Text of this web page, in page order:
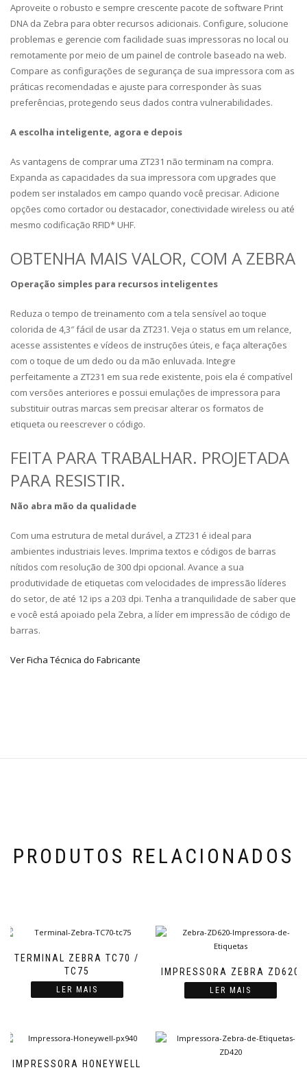
Aproveite o robusto e sempre crescente pacote de software Print
DNA da Zebra para obter recursos adicionais. Configure, solucione
problemas e gerencie com facilidade suas impressoras no local ou
remotamente por meio de um painel de controle baseado na web.
Compare as configurações de segurança de sua impressora com as
práticas recomendadas e ajuste para corresponder às suas
preferências, protegendo seus dados contra vulnerabilidades.
A escolha inteligente, agora e depois
As vantagens de comprar uma ZT231 não terminam na compra.
Expanda as capacidades da sua impressora com upgrades que
podem ser instalados em campo quando você precisar. Adicione
opções como cortador ou destacador, conectividade wireless ou até
mesmo codificação RFID* UHF.
OBTENHA MAIS VALOR, COM A ZEBRA
Operação simples para recursos inteligentes
Reduza o tempo de treinamento com a tela sensível ao toque
colorida de 4,3″ fácil de usar da ZT231. Veja o status em um relance,
acesse assistentes e vídeos de instruções úteis, e faça alterações
com o toque de um dedo ou da mão enluvada. Integre
perfeitamente a ZT231 em sua rede existente, pois ela é compatível
com versões anteriores e possui emulações de impressora para
substituir outras marcas sem precisar alterar os formatos de
etiqueta ou reescrever o código.
FEITA PARA TRABALHAR. PROJETADA
PARA RESISTIR.
Não abra mão da qualidade
Com uma estrutura de metal durável, a ZT231 é ideal para
ambientes industriais leves. Imprima textos e códigos de barras
nítidos com resolução de 300 dpi opcional. Avance a sua
produtividade de etiquetas com velocidades de impressão líderes
do setor, de até 12 ips a 203 dpi. Tenha a tranquilidade de saber que
e você está apoiado pela Zebra, a líder em impressão de código de
barras.
Ver Ficha Técnica do Fabricante
PRODUTOS RELACIONADOS
TERMINAL ZEBRA TC70 /
TC75
LER MAIS
IMPRESSORA ZEBRA ZD620
LER MAIS
IMPRESSORA HONEYWELL